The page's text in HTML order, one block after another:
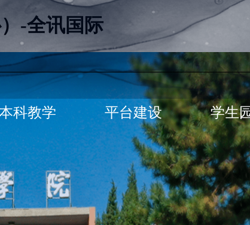
-全讯国际
科教学 平台建设 学生